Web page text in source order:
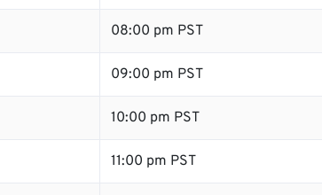
08:00 pm PST
09:00 pm PST
10:00 pm PST
11:00 pm PST